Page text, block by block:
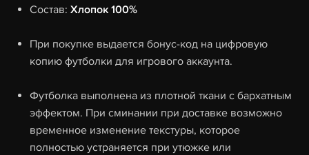
Состав:Хлопок 100%
При покупке выдается бонус-код на цифровую
копию футболки для игрового аккаунта.
Футболка выполнена из плотной ткани с бархатным
эффектом. При сминании при доставке возможно
временное изменение текстуры, которое
полностью устраняется при утюжке или